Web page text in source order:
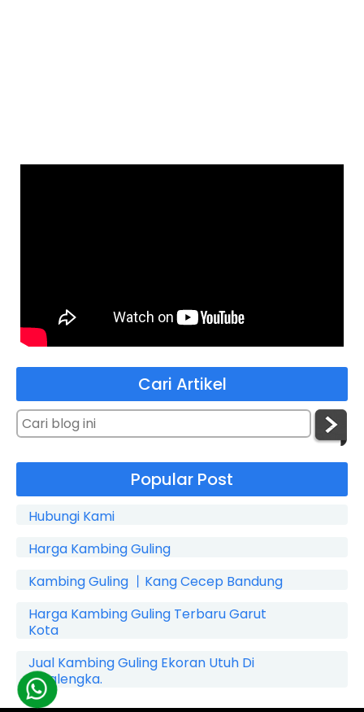
Cari Artikel
Popular Post
Hubungi Kami
Harga Kambing Guling
Kambing Guling 丨Kang Cecep Bandung
Harga Kambing Guling Terbaru Garut
Kota
Jual Kambing Guling Ekoran Utuh Di
Cicalengka.